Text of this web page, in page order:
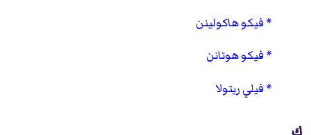
فيكو هاكولينن
فيكو هوتانن
فيلي ريتولا